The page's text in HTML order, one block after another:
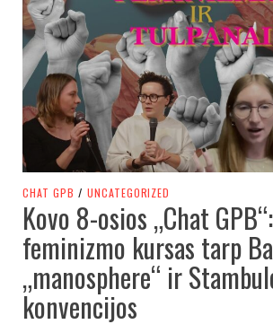
CHAT GPB / UNCATEGORIZED
Kovo 8-osios „Chat GPB“:
feminizmo kursas tarp
„manosphere“ ir
konvencijos